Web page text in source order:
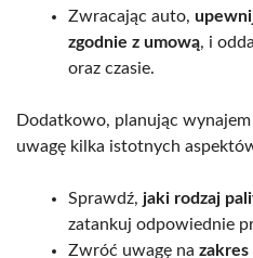
Zwracając auto,
zgodnie z umową, i
oraz czasie.
Dodatkowo, planując
uwagę kilka istotnych
Sprawdź, jaki rodzaj
zatankuj odpowiednie
Zwróć uwagę na